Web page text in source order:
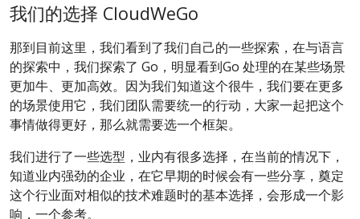
我们的选择 CloudWeGo
那到目前这里，我们看到了我们自己的一些探索，在与语言
的探索中，我们探索了 Go，明显看到Go 处理的在某些场景
更加牛、更加高效。因为我们知道这个很牛，我们要在更多
的场景使用它，我们团队需要统一的行动，大家一起把这个
事情做得更好，那么就需要选一个框架。
我们进行了一些选型，业内有很多选择，在当前的情况下，
知道业内强劲的企业，在它早期的时候会有一些分享，奠定
这个行业面对相似的技术难题时的基本选择，会形成一个影
响，一个参考。